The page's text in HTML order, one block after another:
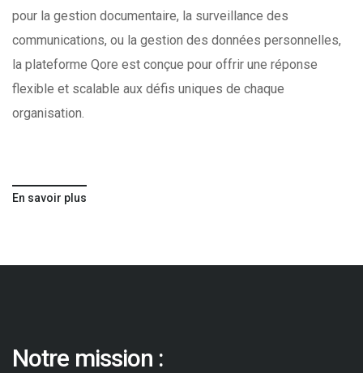
pour la gestion documentaire, la surveillance des
communications, ou la gestion des données personnelles,
la plateforme Qore est conçue pour offrir une réponse
flexible et scalable aux défis uniques de chaque
organisation.
En savoir plus
Notre mission :